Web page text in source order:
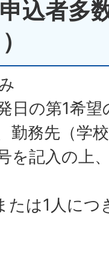
込者多
日の第1希
勤務先（学
を記入の上
たは1人につ